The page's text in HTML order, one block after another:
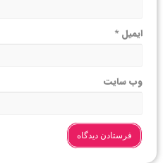
ایمیل*
وب‌ سایت